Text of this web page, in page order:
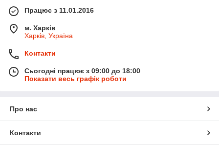
Працює з 11.01.2016
м. Харків
Харків, Україна
Контакти
Сьогодні працює з 09:00 до 18:00
Показати весь графік роботи
Про нас
Контакти